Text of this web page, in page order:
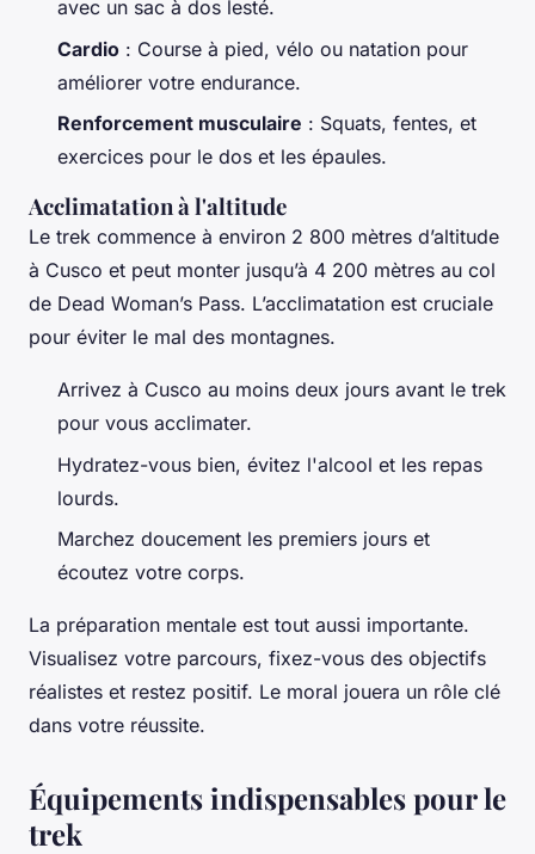
avec un sac à dos lesté.
Cardio : Course à pied, vélo ou natation pour
améliorer votre endurance.
Renforcement musculaire : Squats, fentes, et
exercices pour le dos et les épaules.
Acclimatation à l'altitude
Le trek commence à environ 2 800 mètres d’altitude
à Cusco et peut monter jusqu’à 4 200 mètres au col
de Dead Woman’s Pass. L’acclimatation est cruciale
pour éviter le mal des montagnes.
Arrivez à Cusco au moins deux jours avant le trek
pour vous acclimater.
Hydratez-vous bien, évitez l'alcool et les repas
lourds.
Marchez doucement les premiers jours et
écoutez votre corps.
La préparation mentale est tout aussi importante.
Visualisez votre parcours, fixez-vous des objectifs
réalistes et restez positif. Le moral jouera un rôle clé
dans votre réussite.
Équipements indispensables pour le
trek